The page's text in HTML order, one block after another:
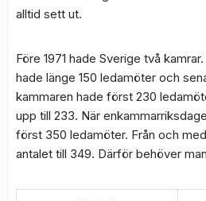
alltid sett ut.
Före 1971 hade Sverige två
hade länge 150 ledamöter och
kammaren hade först 230
upp till 233. När
först 350 ledamöter. Från och
antalet till 349. Därför behöver